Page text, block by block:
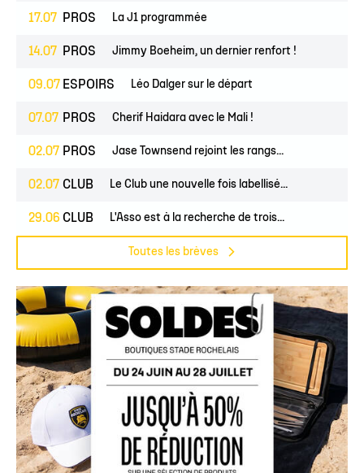
17.07 PROS La J1 programmée
14.07 PROS Jimmy Boeheim, un dernier renfort !
09.07 ESPOIRS Léo Dalger sur le départ
07.07 PROS Cherif Haidara avec le Mali !
02.07 PROS Jase Townsend rejoint les rangs...
02.07 CLUB Le Club une nouvelle fois labellisé...
29.06 CLUB L'Asso est à la recherche de trois...
Toutes les brèves